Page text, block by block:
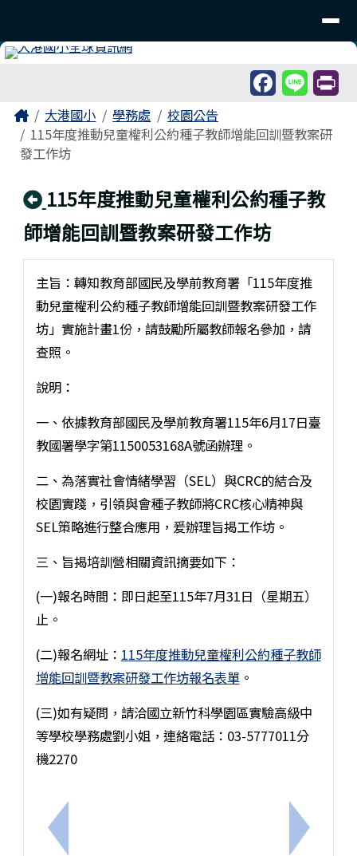
主內容區域
Home大港國小 學務處
校園公告
115年度推動兒童權利公約種子教師增能回訓暨教案研
發工作坊
回上頁
115年度推動兒童權利公約種子教
師增能回訓暨教案研發工作坊
上一筆：轉知社團法人中華民國關懷生命協會2026
主旨：轉知教育部國民及學前教育署「115年度推
動兒童權利公約種子教師增能回訓暨教案研發工作
坊」實施計畫1份，請鼓勵所屬教師報名參加，請
查照。
說明：
一、依據教育部國民及學前教育署115年6月17日臺
教國署學字第1150053168A號函辦理。
二、為落實社會情緒學習（SEL）與CRC的結合及
校園實踐，引領與會種子教師將CRC核心精神與
SEL策略進行整合應用，爰辦理旨揭工作坊。
三、旨揭培訓營相關資訊摘要如下：
(一)報名時間：即日起至115年7月31日（星期五）
止。
(二)報名網址： 115年度推動兒童權利公約種子教師
增能回訓暨教案研發工作坊報名表單。
(三)如有疑問，請洽國立新竹科學園區實驗高級中
等學校學務處劉小姐，連絡電話：03-5777011分
機2270
下一筆：
頁尾區域